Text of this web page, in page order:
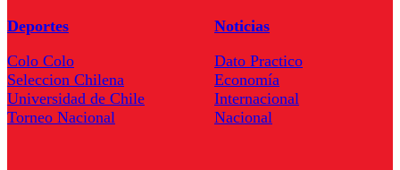
Deportes
Colo Colo
Seleccion Chilena
Universidad de Chile
Torneo Nacional
Noticias
Dato Practico
Economía
Internacional
Nacional